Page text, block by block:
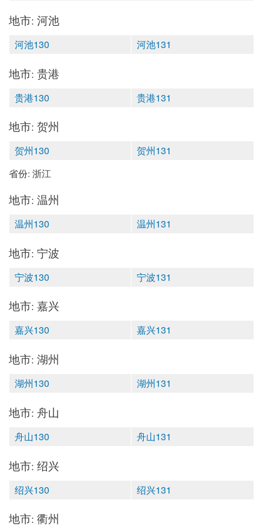
地市: 河池
河池130 河池131
地市: 贵港
贵港130 贵港131
地市: 贺州
贺州130 贺州131
省份: 浙江
地市: 温州
温州130 温州131
地市: 宁波
宁波130 宁波131
地市: 嘉兴
嘉兴130 嘉兴131
地市: 湖州
湖州130 湖州131
地市: 舟山
舟山130 舟山131
地市: 绍兴
绍兴130 绍兴131
地市: 衢州